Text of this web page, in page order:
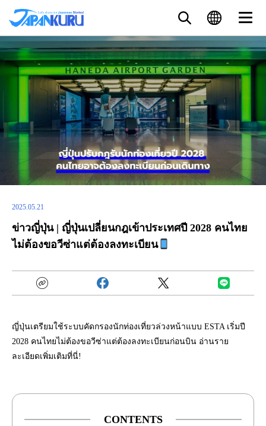
2025.05.21
ข่าวญี่ปุ่น | ญี่ปุ่นเปลี่ยนกฎเข้าประเทศปี 2028 คนไทย
ไม่ต้องขอวีซ่าแต่ต้องลงทะเบียน
ญี่ปุ่นเตรียมใช้ระบบคัดกรองนักท่องเที่ยวล่วงหน้าแบบ ESTA เริ่มปี
2028 คนไทยไม่ต้องขอวีซ่าแต่ต้องลงทะเบียนก่อนบิน อ่านราย
ละเอียดเพิ่มเติมที่นี่!
CONTENTS